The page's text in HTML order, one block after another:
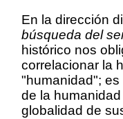
En la dirección
búsqueda del
histórico nos
correlacionar la
"humanidad"; es
de la
globalidad de